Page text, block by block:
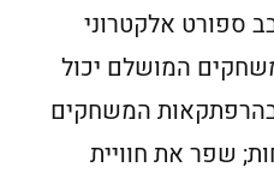
ספורט אלקטרוני
המושלם יכול
המשחקים
שפר את חוויית